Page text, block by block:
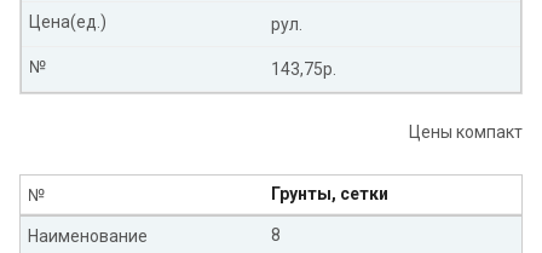
рул.
Цена(ед.)
143,75р.
№
Цены компакт
Грунты, сетки
№
8
Наименование